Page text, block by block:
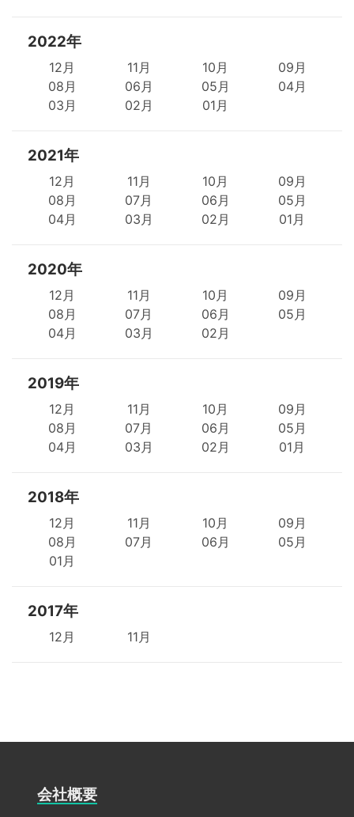
2022年
12月 11月 10月
09月
08月
06月 05月
04月
03月
02月 01月
2021年
12月 11月 10月
09月
08月
07月 06月
05月
04月
03月 02月 01月
2020年
12月 11月 10月
09月
08月
07月 06月
05月
04月
03月 02月
2019年
12月 11月 10月
09月
08月
07月 06月
05月
04月
03月 02月 01月
2018年
12月 11月 10月
09月
08月
07月 06月
05月
01月
2017年
12月 11月
会社概要